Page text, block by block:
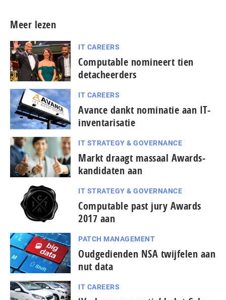
Meer lezen
IT CAREERS
Computable nomineert tien
detacheerders
IT CAREERS
Avance dankt nominatie aan IT-
inventarisatie
IT STRATEGY & GOVERNANCE
Markt draagt massaal Awards-
kandidaten aan
IT STRATEGY & GOVERNANCE
Computable past jury Awards
2017 aan
PATCH MANAGEMENT
Oudgedienden NSA twijfelen aan
nut data
IT CAREERS